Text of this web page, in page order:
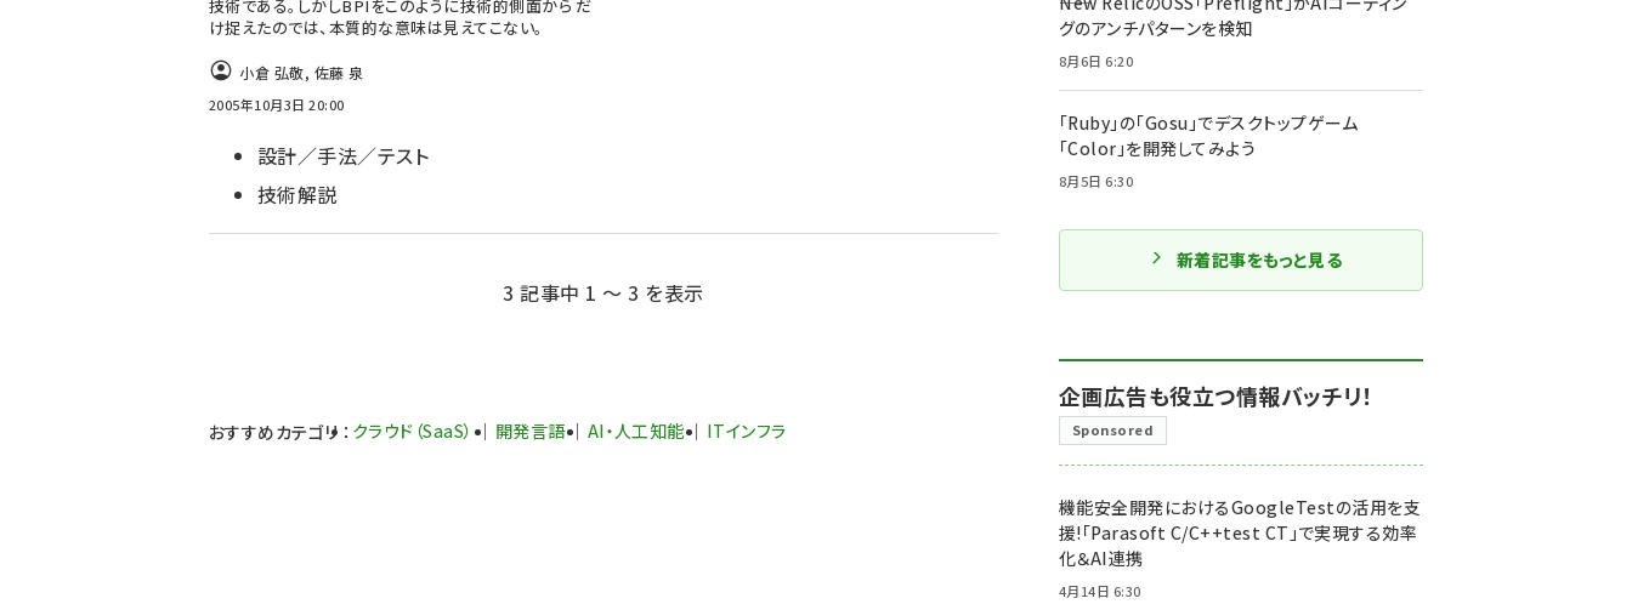
技術である。しかしBPIをこのように技術的側面から だ
け捉えたのでは、本質的な意味は見えてこない。
小倉 弘敬, 佐藤 泉
2005年10月3日 20:00
設計／手法／テスト
技術解説
3 記事中 1 ～ 3 を表示
おすすめカテゴリ ： クラウド（SaaS） 開発言語 AI・人工知能 ITインフラ
グのアンチパターンを検知
8月6日 6:20
「Ruby」の「Gosu」でデスクトップゲーム
「Color」を開発してみよう
8月5日 6:30
新着記事をもっと見る
企画広告も役立つ情報バッチリ！
Sponsored
機能安全開発におけるGoogleTestの活用を支
援!「Parasoft C/C++test CT」で実現する効率
化＆AI連携
4月14日 6:30